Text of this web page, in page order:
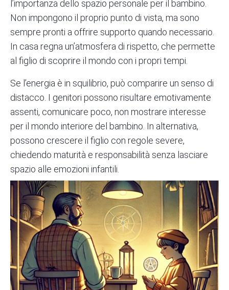
l’importanza dello spazio personale per il bambino.
Non impongono il proprio punto di vista, ma sono
sempre pronti a offrire supporto quando necessario.
In casa regna un’atmosfera di rispetto, che permette
al figlio di scoprire il mondo con i propri tempi.
Se l’energia è in squilibrio, può comparire un senso di
distacco. I genitori possono risultare emotivamente
assenti, comunicare poco, non mostrare interesse
per il mondo interiore del bambino. In alternativa,
possono crescere il figlio con regole severe,
chiedendo maturità e responsabilità senza lasciare
spazio alle emozioni infantili.